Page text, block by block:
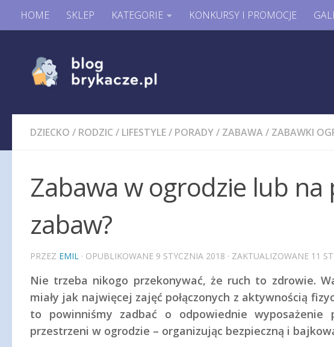
HOME SKLEP KATEGORIE KONKURSY I PROMOCJE
DZIECKO / RODZIC / LIFESTYLE/ PORADY/ ZABAWA/ ZABAWKI
Zabawa w ogrodzie lub
zabaw?
PRZEZ EMIL · OPUBLIKOWANE 9 STYCZNIA 2018 · ZAKTUALIZOWANE 11
Nie trzeba nikogo przekonywać, że ruch to zdrowie.
miały jak najwięcej zajęć połączonych z aktywnością
to powinniśmy zadbać o odpowiednie wyposażenie
przestrzeni w ogrodzie – organizując bezpieczną i